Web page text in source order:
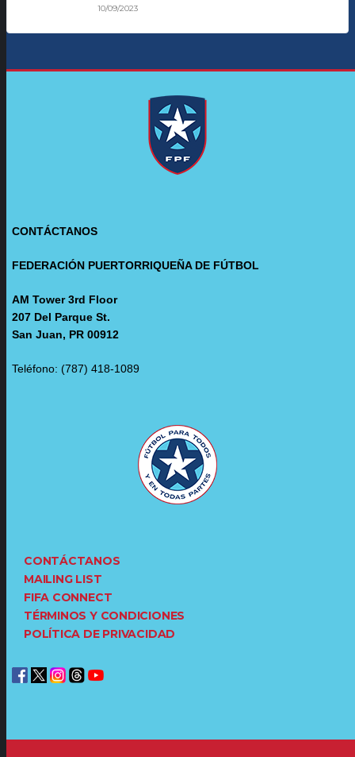
10/09/2023
CONTÁCTANOS
FEDERACIÓN PUERTORRIQUEÑA DE FÚTBOL
AM Tower 3rd Floor
207 Del Parque St.
San Juan, PR 00912
Teléfono: (787) 418-1089
CONTÁCTANOS
MAILING LIST
FIFA CONNECT
TÉRMINOS Y CONDICIONES
POLÍTICA DE PRIVACIDAD